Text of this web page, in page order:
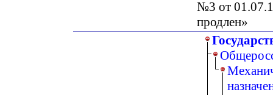
№3 от
продлен»